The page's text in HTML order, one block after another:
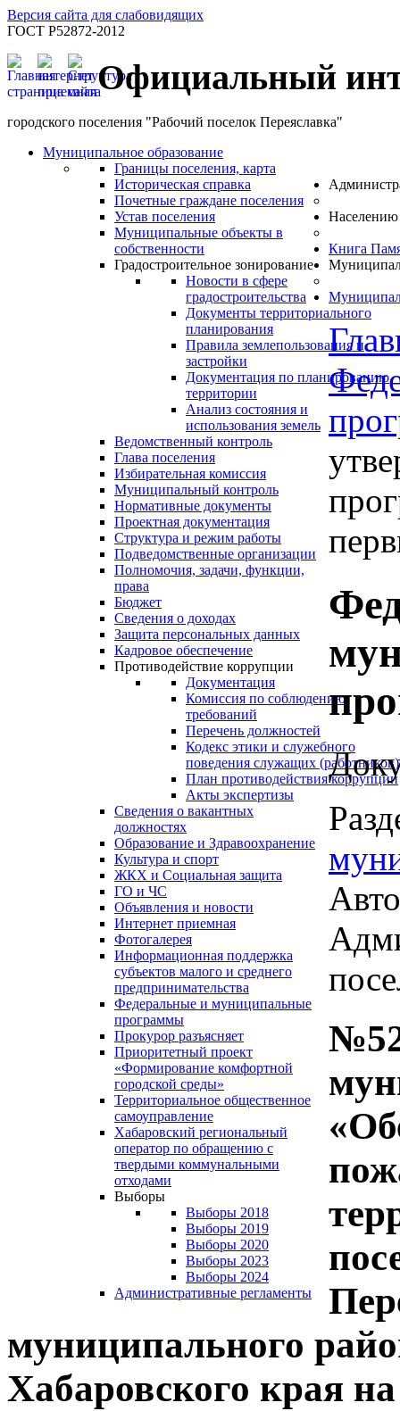
Версия сайта для слабовидящих
ГОСТ Р52872-2012
Официальный
городского поселения "Рабочий поселок Переяславка"
Муниципальное образование
Границы поселения, карта
Историческая справка
Почетные граждане поселения
Устав поселения
Муниципальные объекты в
собственности
Градостроительное зонирование
Новости в сфере
градостроительства
Документы территориального
планирования
Правила землепользования и
застройки
Документация по планированию
территории
Анализ состояния и
использования земель
Ведомственный контроль
Глава поселения
Избирательная комиссия
Муниципальный контроль
Нормативные документы
Проектная документация
Структура и режим работы
Подведомственные организации
Полномочия, задачи, функции,
права
Бюджет
Сведения о доходах
Защита персональных данных
Кадровое обеспечение
Противодействие коррупции
Документация
Комиссия по соблюдению
требований
Перечень должностей
Кодекс этики и служебного
поведения служащих (работников)
План противодействия коррупции
Акты экспертизы
Сведения о вакантных
должностях
Населению
Образование и Здравоохранение
Культура и спорт
ЖКХ и Социальная защита
ГО и ЧС
Объявления и новости
Интернет приемная
Фотогалерея
Информационная поддержка
субъектов малого и среднего
предпринимательства
Федеральные и муниципальные
программы
Прокурор разъясняет
Приоритетный проект
«Формирование комфортной
городской среды»
Территориальное общественное
самоуправление
Хабаровский региональный
оператор по обращению с
твердыми коммунальными
отходами
Выборы
Выборы 2018
Выборы 2019
Выборы 2020
Выборы 2023
Выборы 2024
Книга
Административные регламенты
муниципального
Хабаровского края